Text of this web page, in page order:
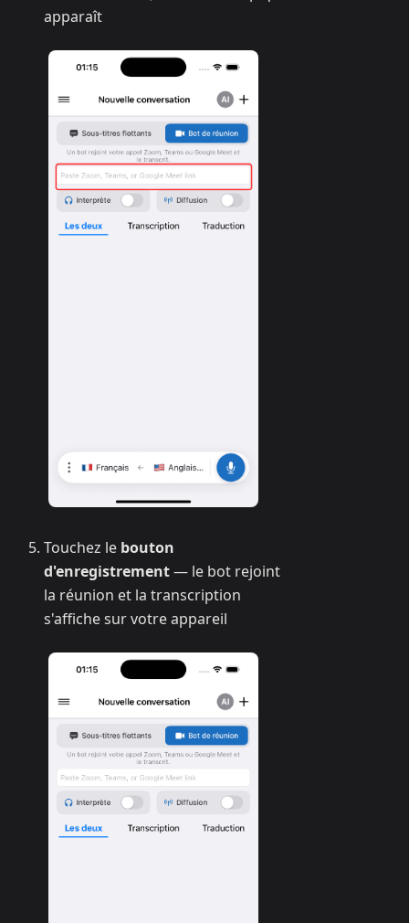
apparaît
Touchez le bouton
d'enregistrement— le bot rejoint
la réunion et la transcription
s'affiche sur votre appareil